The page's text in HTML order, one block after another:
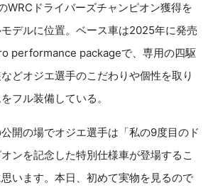
WRCドライバーズチャンピオン獲得を
デルに位置。ベース車は2025年に発売
performance packageで、専用の四駆
どオジエ選手のこだわりや個性を取り
フル装備している。
開の場でオジエ選手は「私の9度目のド
ンを記念した特別仕様車が登場するこ
います。本日、初めて実物を見るので